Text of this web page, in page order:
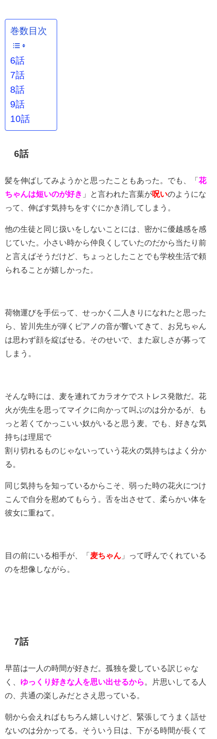
巻数目次
6話
7話
8話
9話
10話
6話
髪を伸ばしてみようかと思ったこともあった。でも、「 花
ちゃんは短いのが好き 」と言われた言葉が呪いのようにな
って、伸ばす気持ちをすぐにかき消してしまう。
他の生徒と同じ扱いをしないことには、密かに優越感を感
じていた。小さい時から仲良くしていたのだから当たり前
と言えばそうだけど、ちょっとしたことでも学校生活で頼
られることが嬉しかった。
荷物運びを手伝って、せっかく二人きりになれたと思った
ら、皆川先生が弾くピアノの音が響いてきて、お兄ちゃん
は思わず顔を綻ばせる。そのせいで、また寂しさが募って
しまう。
そんな時には、麦を連れてカラオケでストレス発散だ。花
火が先生を思ってマイクに向かって叫ぶのは分かるが、も
っと若くてかっこいい奴がいると思う麦。でも、好きな気
持ちは理屈で
割り切れるものじゃないっていう花火の気持ちはよく分か
る。
同じ気持ちを知っているからこそ、弱った時の花火につけ
こんで自分を慰めてもらう。舌を出させて、柔らかい体を
彼女に重ねて。
目の前にいる相手が、「 麦ちゃん 」って呼んでくれている
のを想像しながら。
7話
早苗は一人の時間が好きだ。孤独を愛している訳じゃな
く、 ゆっくり好きな人を思い出せるから
。片思いしてる人
の、共通の楽しみだとさえ思っている。
朝から会えればもちろん嬉しいけど、緊張してうまく話せ
ないのは分かってる。そういう日は、下がる時間が長くて